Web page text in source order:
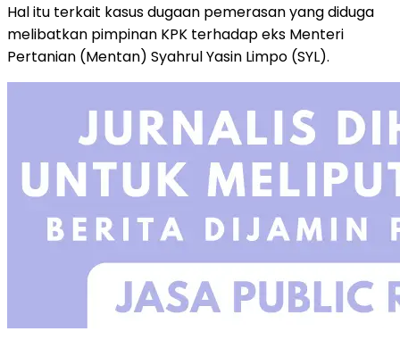
Hal itu terkait kasus dugaan pemerasan yang diduga
melibatkan pimpinan KPK terhadap eks Menteri
Pertanian (Mentan) Syahrul Yasin Limpo (SYL).